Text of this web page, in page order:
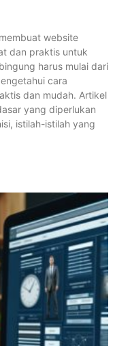
website
dan praktis untuk
harus mulai dari
cara
dan mudah. Artikel
yang diperlukan
istilah-istilah yang